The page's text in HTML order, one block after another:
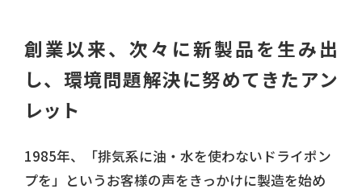
創業以来、次々に新製品を生み出
し、環境問題解決に努めてきたアン
レット
1985年、「排気系に油・水を使わないドライポン
プを」というお客様の声をきっかけに製造を始め